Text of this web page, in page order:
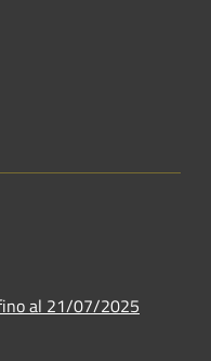
al 21/07/2025